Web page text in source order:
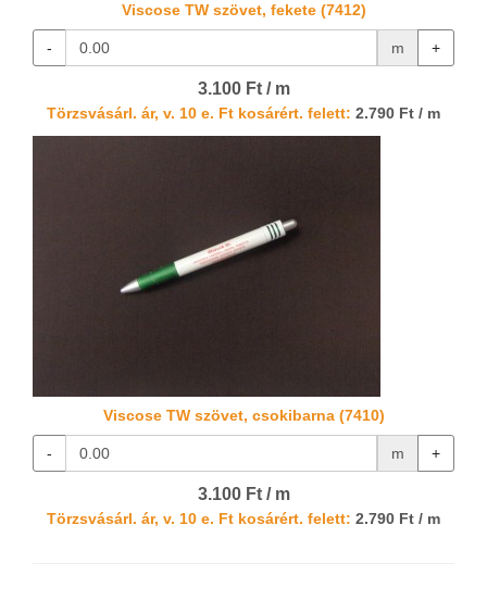
Viscose TW szövet, fekete (7412)
- m +
3.100 Ft / m
Törzsvásárl. ár, v. 10 e. Ft kosárért. felett: 2.790 Ft / m
Viscose TW szövet, csokibarna (7410)
- m +
3.100 Ft / m
Törzsvásárl. ár, v. 10 e. Ft kosárért. felett: 2.790 Ft / m